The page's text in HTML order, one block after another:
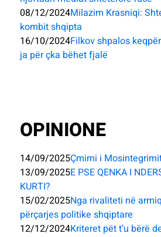
08/12/2024Milazim Krasniqi:
kombit shqipta
16/10/2024Filkov shpalos
ja për çka bëhet fjalë
OPINIONE
14/09/2025Çmimi i
13/09/2025E PSE QENKA I
KURTI?
15/02/2025Nga rivaliteti në
përçarjes politike shqiptare
12/12/2024Kriteret pët t’u bërë